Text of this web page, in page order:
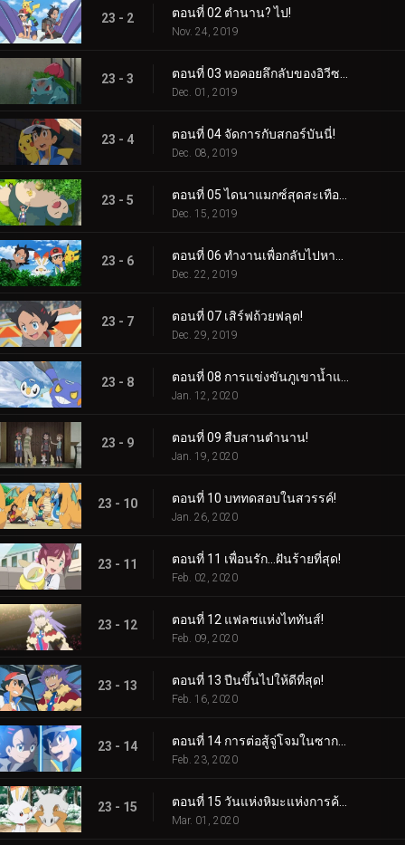
23 - 2 ตอนที่ 02 ตำนาน? ไป!
Nov. 24, 2019
23 - 3
Dec. 01, 2019
23 - 4 ตอนที่ 04 จัดการกับสกอร์บันนี่!
Dec. 08, 2019
23 - 5
Dec. 15, 2019
23 - 6
Dec. 22, 2019
23 - 7 ตอนที่ 07 เสิร์ฟถ้วยฟลุต!
Dec. 29, 2019
23 - 8
Jan. 12, 2020
23 - 9 ตอนที่ 09 สืบสานตำนาน!
Jan. 19, 2020
23 - 10 ตอนที่ 10 บททดสอบในสวรรค์!
Jan. 26, 2020
23 - 11 ตอนที่ 11 เพื่อนรัก...ฝันร้ายที่สุด!
Feb. 02, 2020
23 - 12 ตอนที่ 12 แฟลชแห่งไททันส์!
Feb. 09, 2020
23 - 13 ตอนที่ 13 ปีนขึ้นไปให้ดีที่สุด!
Feb. 16, 2020
23 - 14
Feb. 23, 2020
23 - 15
Mar. 01, 2020